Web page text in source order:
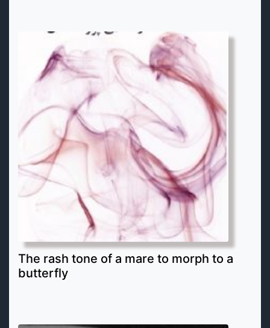
The rash tone of a mare to morph to a
butterfly